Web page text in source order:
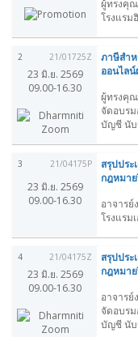
ผู้ทรงคุ
โรงแรม
2 21/01725Z
23 มิ.ย. 2569
09.00-16.30
ภาษีสำ
ออนไล
ผู้ทรงคุ
จัดอบร
บัญชี นับ
3 21/04175P
23 มิ.ย. 2569
09.00-16.30
สรุปปร
กฎหมา
อาจาร
โรงแรม
4 21/04175Z
23 มิ.ย. 2569
09.00-16.30
สรุปปร
กฎหมา
อาจาร
จัดอบร
บัญชี นับ